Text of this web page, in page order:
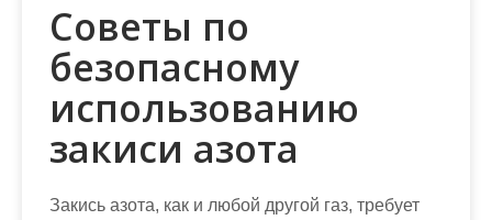
Советы по
безопасному
использованию
закиси азота
Закись азота, как и любой другой газ, требует